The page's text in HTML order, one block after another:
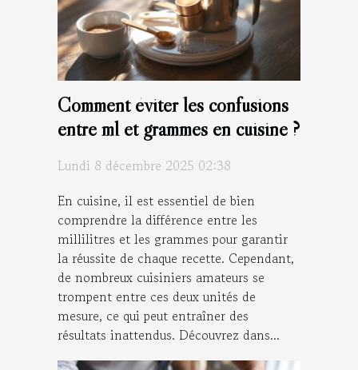
Comment éviter les confusions
entre ml et grammes en cuisine ?
Lundi 8 décembre 2025 02:38
En cuisine, il est essentiel de bien
comprendre la différence entre les
millilitres et les grammes pour garantir
la réussite de chaque recette. Cependant,
de nombreux cuisiniers amateurs se
trompent entre ces deux unités de
mesure, ce qui peut entraîner des
résultats inattendus. Découvrez dans...